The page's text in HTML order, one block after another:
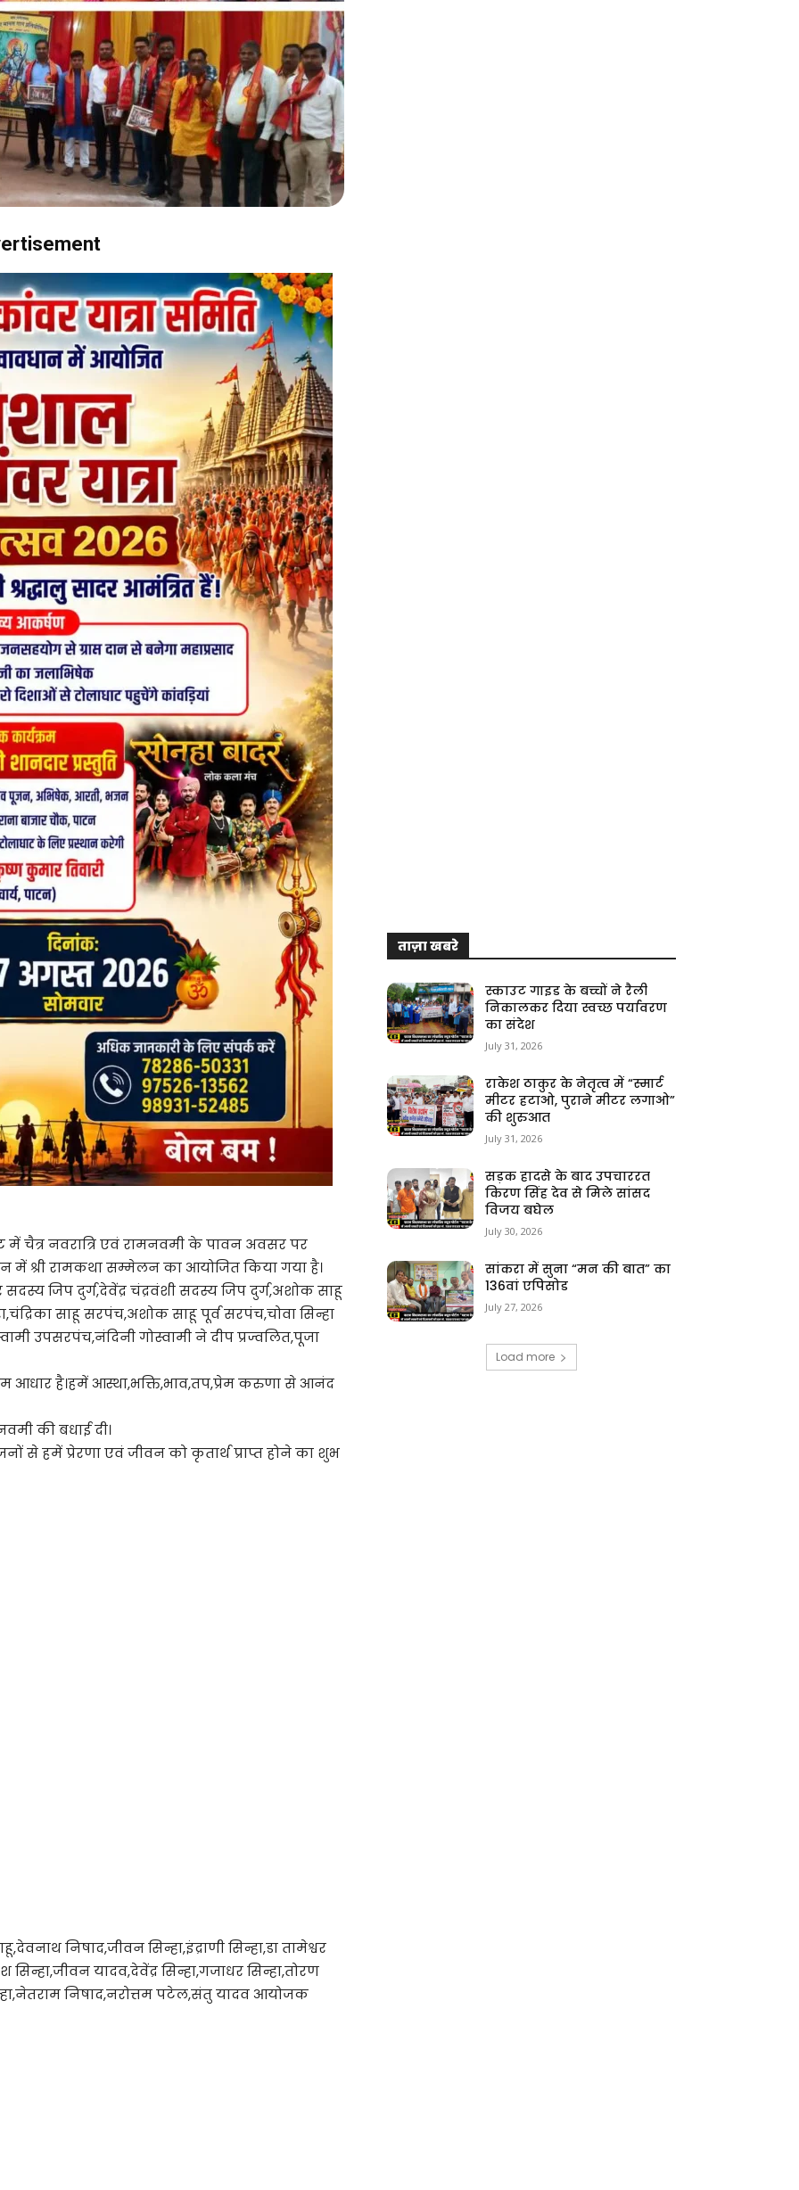
में चैत्र नवरात्रि एवं रामनवमी के पावन अवसर पर
में श्री रामकथा सम्मेलन का आयोजित किया गया है।
जिप दुर्ग,देवेंद्र चंद्रवंशी सदस्य जिप दुर्ग,अशोक साहू
साहू सरपंच,अशोक साहू पूर्व सरपंच,चोवा सिन्हा
उपसरपंच,नंदिनी गोस्वामी ने दीप प्रज्वलित,पूजा
आधार है।हमें आस्था,भक्ति,भाव,तप,प्रेम करुणा से आनंद
की बधाई दी।
से हमें प्रेरणा एवं जीवन को कृतार्थ प्राप्त होने का शुभ
निषाद,जीवन सिन्हा,इंद्राणी सिन्हा,डा तामेश्वर
सिन्हा,जीवन यादव,देवेंद्र सिन्हा,गजाधर सिन्हा,तोरण
निषाद,नरोत्तम पटेल,संतु यादव आयोजक
ताज़ा खबरे
स्काउट गाइड के बच्चों ने रैली
निकालकर दिया स्वच्छ पर्यावरण
का संदेश
July 31, 2026
राकेश ठाकुर के नेतृत्व में “स्मार्ट
मीटर हटाओ, पुराने मीटर लगाओ”
की शुरुआत
July 31, 2026
सड़क हादसे के बाद उपचाररत
किरण सिंह देव से मिले सांसद
विजय बघेल
July 30, 2026
सांकरा में सुना “मन की बात” का
136वां एपिसोड
July 27, 2026
Load more